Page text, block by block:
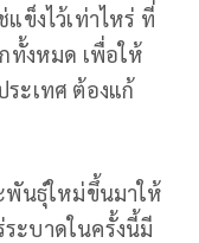
ข็งไว้เท่าไหร่ ที่
ทั้งหมด เพื่อให้
ะเทศ ต้องแก้
พันธุ์ใหม่ขึ้นมาให้
ะบาดในครั้งนี้มี